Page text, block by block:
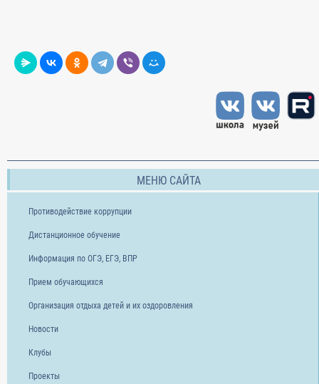
МЕНЮ САЙТА
Противодействие коррупции
Дистанционное обучение
Информация по ОГЭ, ЕГЭ, ВПР
Прием обучающихся
Организация отдыха детей и их оздоровления
Новости
Клубы
Проекты